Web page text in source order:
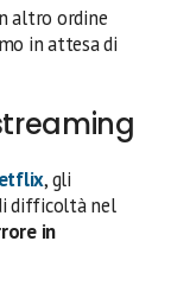
altro ordine
in attesa di
, gli
difficoltà nel
in